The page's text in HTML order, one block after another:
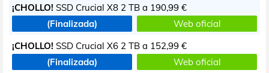
¡CHOLLO! SSD Crucial X8 2 TB a 190,99 €
(Finalizada)
Web oficial
¡CHOLLO! SSD Crucial X6 2 TB a 152,99 €
(Finalizada)
Web oficial